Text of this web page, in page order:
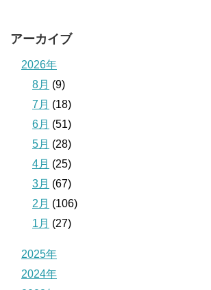
アーカイブ
2026年
8月 (9)
7月 (18)
6月 (51)
5月 (28)
4月 (25)
3月 (67)
2月 (106)
1月 (27)
2025年
2024年